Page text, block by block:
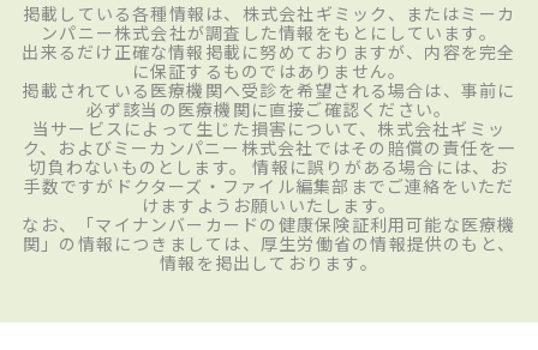
掲載している各種情報は、株式会社ギミック、またはミーカ
ンパニー株式会社が調査した情報をもとにしています。
出来るだけ正確な情報掲載に努めておりますが、内容を完全
に保証するものではありません。
掲載されている医療機関へ受診を希望される場合は、事前に
必ず該当の医療機関に直接ご確認ください。
当サービスによって生じた損害について、株式会社ギミッ
ク、およびミーカンパニー株式会社ではその賠償の責任を一
切負わないものとします。 情報に誤りがある場合には、お
手数ですがドクターズ・ファイル編集部までご連絡をいただ
けますようお願いいたします。
なお、「マイナンバーカードの健康保険証利用可能な医療機
関」の情報につきましては、厚生労働省の情報提供のもと、
情報を掲出しております。